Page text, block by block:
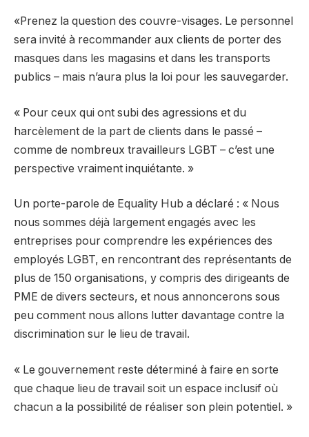
«Prenez la question des couvre-visages. Le personnel
sera invité à recommander aux clients de porter des
masques dans les magasins et dans les transports
publics – mais n’aura plus la loi pour les sauvegarder.
« Pour ceux qui ont subi des agressions et du
harcèlement de la part de clients dans le passé –
comme de nombreux travailleurs LGBT – c’est une
perspective vraiment inquiétante. »
Un porte-parole de Equality Hub a déclaré : « Nous
nous sommes déjà largement engagés avec les
entreprises pour comprendre les expériences des
employés LGBT, en rencontrant des représentants de
plus de 150 organisations, y compris des dirigeants de
PME de divers secteurs, et nous annoncerons sous
peu comment nous allons lutter davantage contre la
discrimination sur le lieu de travail.
« Le gouvernement reste déterminé à faire en sorte
que chaque lieu de travail soit un espace inclusif où
chacun a la possibilité de réaliser son plein potentiel. »